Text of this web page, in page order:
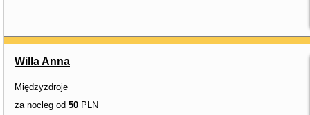
Willa Anna
Międzyzdroje
za nocleg od 50 PLN